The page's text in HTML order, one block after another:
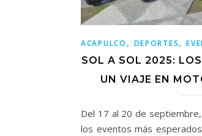
ACAPULCO , DEPORTES,
SOL A SOL 2025:
UN VIAJE EN
Del 17 al 20 de
los eventos más